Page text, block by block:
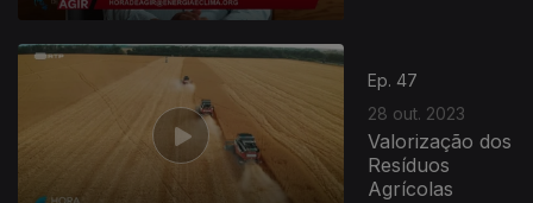
Ep. 47
28 out. 2023
Valorização dos
Resíduos
Agrícolas